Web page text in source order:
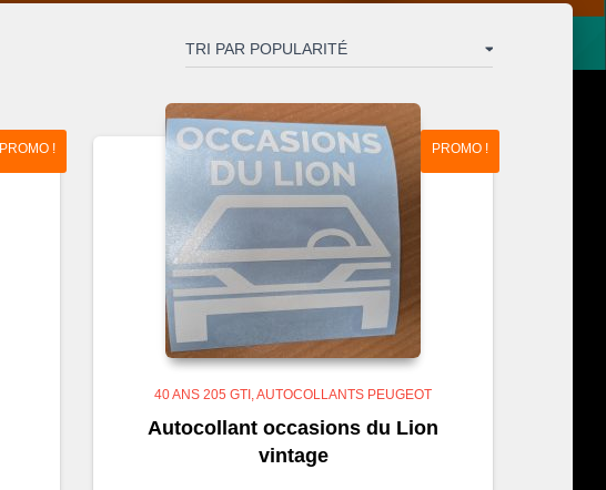
PROMO ! PROMO !
40 ANS 205 GTI AUTOCOLLANTS PEUGEOT
Autocollant occasions du Lion
vintage